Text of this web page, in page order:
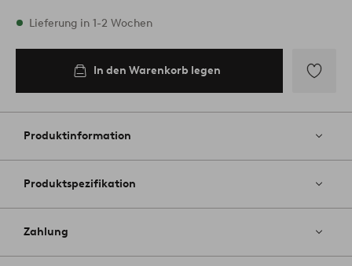
Vorrätig
Lieferung in 1-2 Wochen
In den Warenkorb legen
Favoriten
Produktinformation
Produktspezifikation
Zahlung